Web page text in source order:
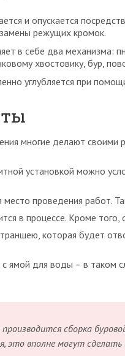
и опускается
режущих кромок.
в себе два механизма:
хвостовику, бур,
углубляется при
многие делают своими
установкой можно
место проведения работ.
в процессе. Кроме того,
которая будет
ямой для воды – в таком
сборка
это вполне могут сделать